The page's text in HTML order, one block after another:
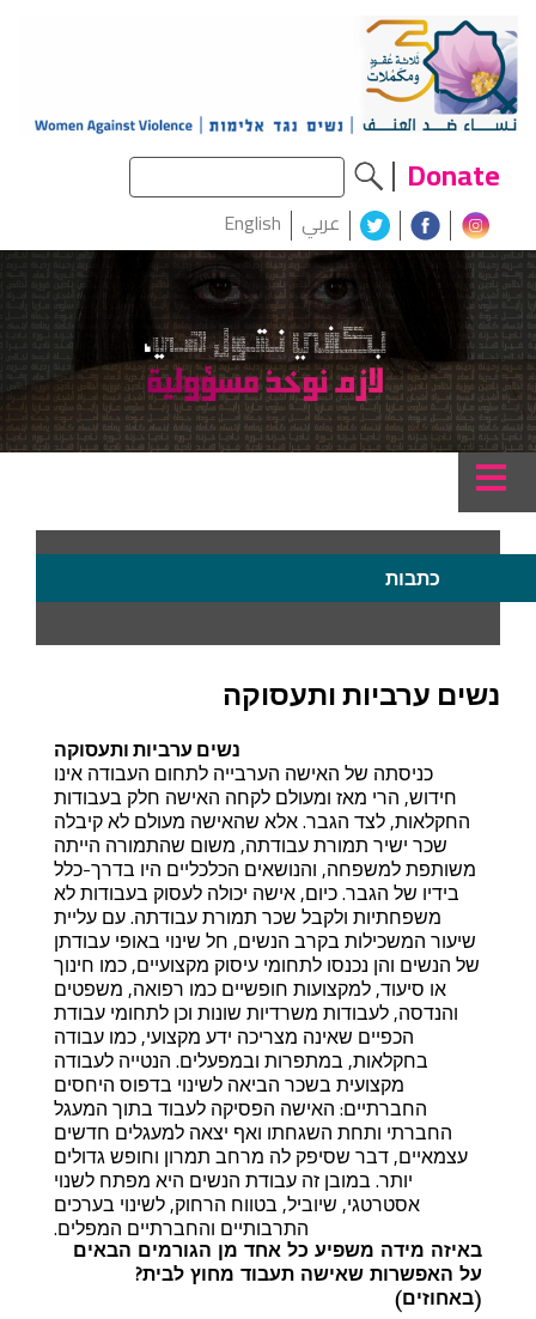
Donate
عربي English
כתבות
נשים ערביות ותעסוקה
נשים ערביות ותעסוקה
כניסתה של האישה הערבייה לתחום העבודה אינו
חידוש, הרי מאז ומעולם לקחה האישה חלק בעבודות
החקלאות, לצד הגבר. אלא שהאישה מעולם לא קיבלה
שכר ישיר תמורת עבודתה, משום שהתמורה הייתה
משותפת למשפחה, והנושאים הכלכליים היו בדרך-כלל
בידיו של הגבר. כיום, אישה יכולה לעסוק בעבודות לא
משפחתיות ולקבל שכר תמורת עבודתה. עם עליית
שיעור המשכילות בקרב הנשים, חל שינוי באופי עבודתן
של הנשים והן נכנסו לתחומי עיסוק מקצועיים, כמו חינוך
או סיעוד, למקצועות חופשיים כמו רפואה, משפטים
והנדסה, לעבודות משרדיות שונות וכן לתחומי עבודת
הכפיים שאינה מצריכה ידע מקצועי, כמו עבודה
בחקלאות, במתפרות ובמפעלים. הנטייה לעבודה
מקצועית בשכר הביאה לשינוי בדפוס היחסים
החברתיים: האישה הפסיקה לעבוד בתוך המעגל
החברתי ותחת השגחתו ואף יצאה למעגלים חדשים
עצמאיים, דבר שסיפק לה מרחב תמרון וחופש גדולים
יותר. במובן זה עבודת הנשים היא מפתח לשנוי
אסטרטגי, שיוביל, בטווח הרחוק, לשינוי בערכים
התרבותיים והחברתיים המפלים.
באיזה מידה משפיע כל אחד מן הגורמים הבאים
על האפשרות שאישה תעבוד מחוץ לבית?
(באחוזים)